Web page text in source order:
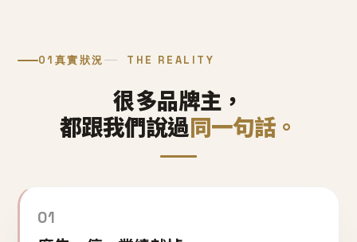
01 真實狀況 THE REALITY
很多品牌主，
都跟我們說過同一句話。
01